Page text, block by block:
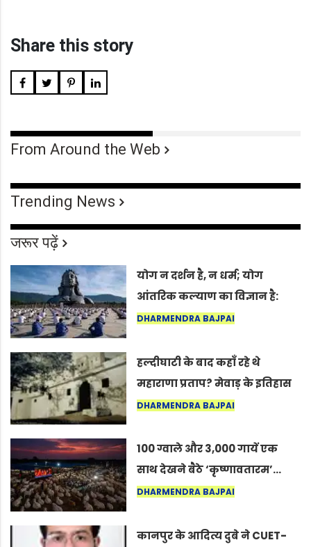
Share this story
From Around the Web
Trending News
जरूर पढ़ें
योग न दर्शन है, न धर्म; योग
आंतरिक कल्याण का विज्ञान है:
अंतरराष्ट्रीय योग दिवस 2026 पर
DHARMENDRA BAJPAI
हल्दीघाटी के बाद कहाँ रहे थे
महाराणा प्रताप? मेवाड़ के इतिहास
का वह अनकहा अध्याय जो आज भी
DHARMENDRA BAJPAI
100 ग्वाले और 3,000 गायें एक
साथ देखने बैठे ‘कृष्णावतारम’…
नागपुर में दिखा ऐसा नज़ारा कि
कर सकते हैं”
DHARMENDRA BAJPAI
कानपुर के आदित्य दुबे ने CUET-